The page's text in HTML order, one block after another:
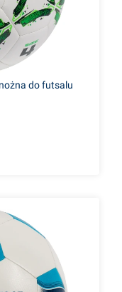
do futsalu